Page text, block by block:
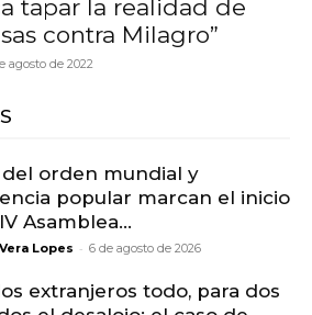
tapar la realidad de
contra Milagro”
agosto de 2022
del orden mundial y
popular marcan el inicio
Asamblea...
Lopes - 6 de agosto de 2026
extranjeros todo, para dos